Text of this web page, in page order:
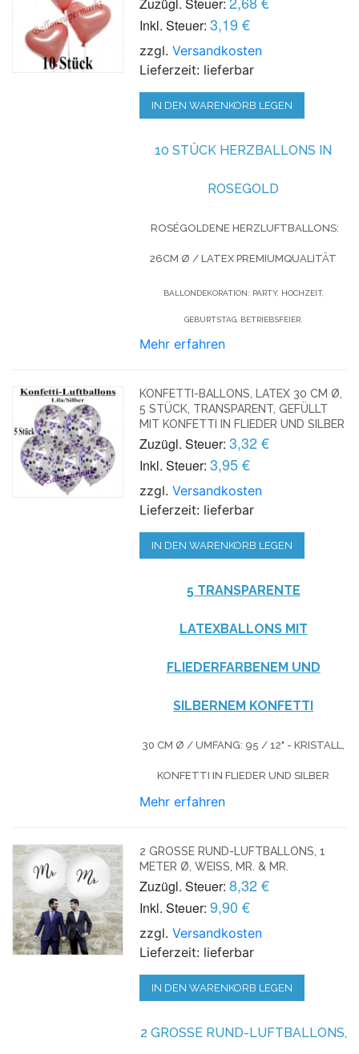
Inkl. Steuer: 3,19 €
zzgl.Versandkosten
Lieferzeit: lieferbar
IN DEN WARENKORB LEGEN
10 STÜCK HERZBALLONS IN
ROSEGOLD
ROSÉGOLDENE HERZLUFTBALLONS:
26CM Ø / LATEX PREMIUMQUALITÄT
BALLONDEKORATION: PARTY, HOCHZEIT,
GEBURTSTAG, BETRIEBSFEIER.
Mehr erfahren
KONFETTI-BALLONS, LATEX 30 CM Ø,
5 STÜCK, TRANSPARENT, GEFÜLLT
MIT KONFETTI IN FLIEDER UND SILBER
Zuzügl. Steuer: 3,32 €
Inkl. Steuer: 3,95 €
zzgl.Versandkosten
Lieferzeit: lieferbar
IN DEN WARENKORB LEGEN
5 TRANSPARENTE
LATEXBALLONS MIT
FLIEDERFARBENEM UND
SILBERNEM KONFETTI
30 CM Ø / UMFANG: 95 / 12" - KRISTALL,
KONFETTI IN FLIEDER UND SILBER
Mehr erfahren
2 GROSSE RUND-LUFTBALLONS, 1 M
ETER Ø, WEISS, MR. & MR.
Zuzügl. Steuer: 8,32 €
Inkl. Steuer: 9,90 €
zzgl.Versandkosten
Lieferzeit: lieferbar
IN DEN WARENKORB LEGEN
2 GROSSE RUND-LUFTBALLONS, W